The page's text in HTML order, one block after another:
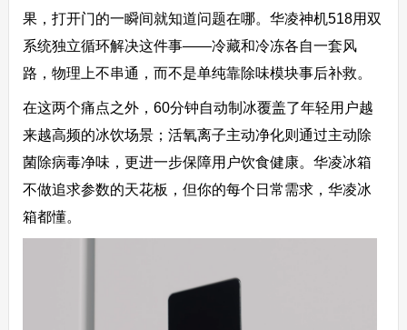
果，打开门的一瞬间就知道问题在哪。华凌神机518用双
系统独立循环解决这件事——冷藏和冷冻各自一套风
路，物理上不串通，而不是单纯靠除味模块事后补救。
在这两个痛点之外，60分钟自动制冰覆盖了年轻用户越
来越高频的冰饮场景；活氧离子主动净化则通过主动除
菌除病毒净味，更进一步保障用户饮食健康。华凌冰箱
不做追求参数的天花板，但你的每个日常需求，华凌冰
箱都懂。